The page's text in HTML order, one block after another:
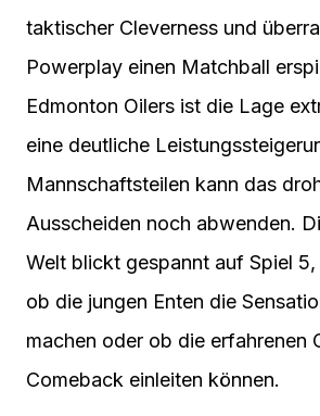
taktischer Cleverness und
Powerplay einen Matchball
Edmonton Oilers ist die Lage
eine deutliche
Mannschaftsteilen kann das
Ausscheiden noch abwenden.
Welt blickt gespannt auf Spiel 5,
ob die jungen Enten die
machen oder ob die erfahrenen
Comeback einleiten können.